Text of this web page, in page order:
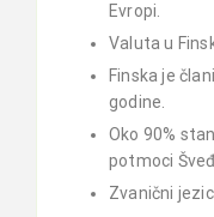
Evropi.
Valuta u
Finska je
godine.
Oko 90%
potmoci
Zvanični